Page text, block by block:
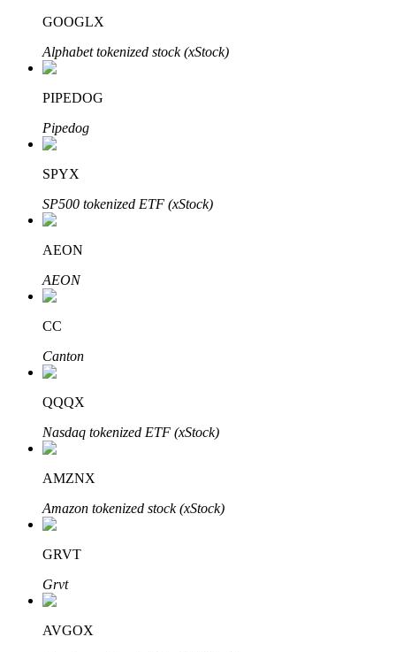
Leer staken
Meer informatie over het verdienen van passief inkomen
Bitrue
Bitrue-partners
GOOGLX
Alphabet tokenized stock (xStock)
PIPEDOG
Pipedog
SPYX
SP500 tokenized ETF (xStock)
AEON
AEON
CC
Canton
QQQX
Nasdaq tokenized ETF (xStock)
AMZNX
Amazon tokenized stock (xStock)
GRVT
Grvt
AVGOX